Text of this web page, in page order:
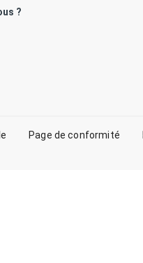
?
Page de conformité